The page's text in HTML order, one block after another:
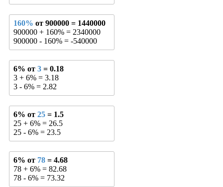
160% от 900000 = 1440000
900000 + 160% = 2340000
900000 - 160% = -540000
6% от 3 = 0.18
3 + 6% = 3.18
3 - 6% = 2.82
6% от 25 = 1.5
25 + 6% = 26.5
25 - 6% = 23.5
6% от 78 = 4.68
78 + 6% = 82.68
78 - 6% = 73.32